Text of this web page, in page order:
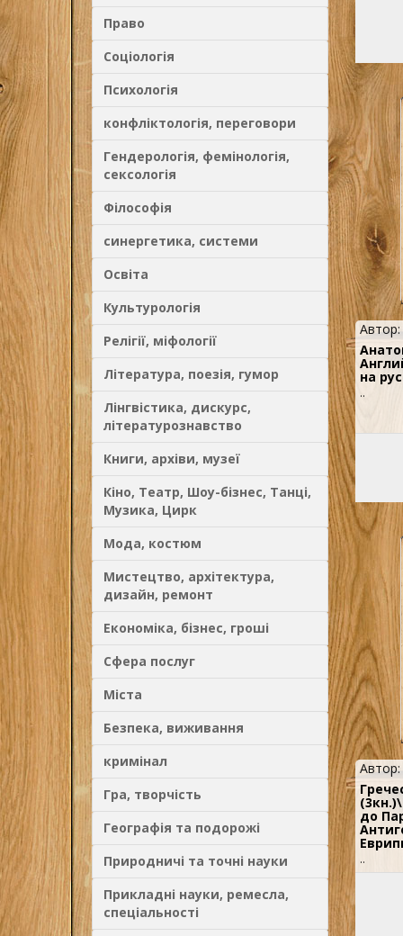
Право
Соціологія
Психологія
конфліктологія, переговори
Гендерологія, фемінологія,
сексологія
Філософія
синергетика, системи
Освіта
Культурологія
Релігії, міфології
Література, поезія, гумор
Лінгвістика, дискурс,
літературознавство
Книги, архіви, музеї
Кіно, Театр, Шоу-бізнес, Танці,
Музика, Цирк
Мода, костюм
Мистецтво, архітектура,
дизайн, ремонт
Економіка, бізнес, гроші
Сфера послуг
Міста
Безпека, виживання
кримінал
Гра, творчість
Географія та подорожі
Природничі та точні науки
Прикладні науки, ремесла,
спеціальності
столь
более
Автор:
на
..
Автор:
до
..